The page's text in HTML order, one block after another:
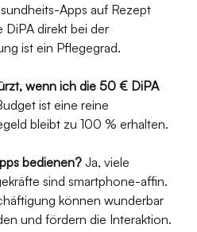
Apps auf Rezept
DiPA direkt bei der
ist ein Pflegegrad.
wenn ich die 50 € DiPA
ist eine reine
bleibt zu 100 % erhalten.
bedienen? Ja, viele
sind smartphone-affin.
können wunderbar
und fördern die Interaktion.